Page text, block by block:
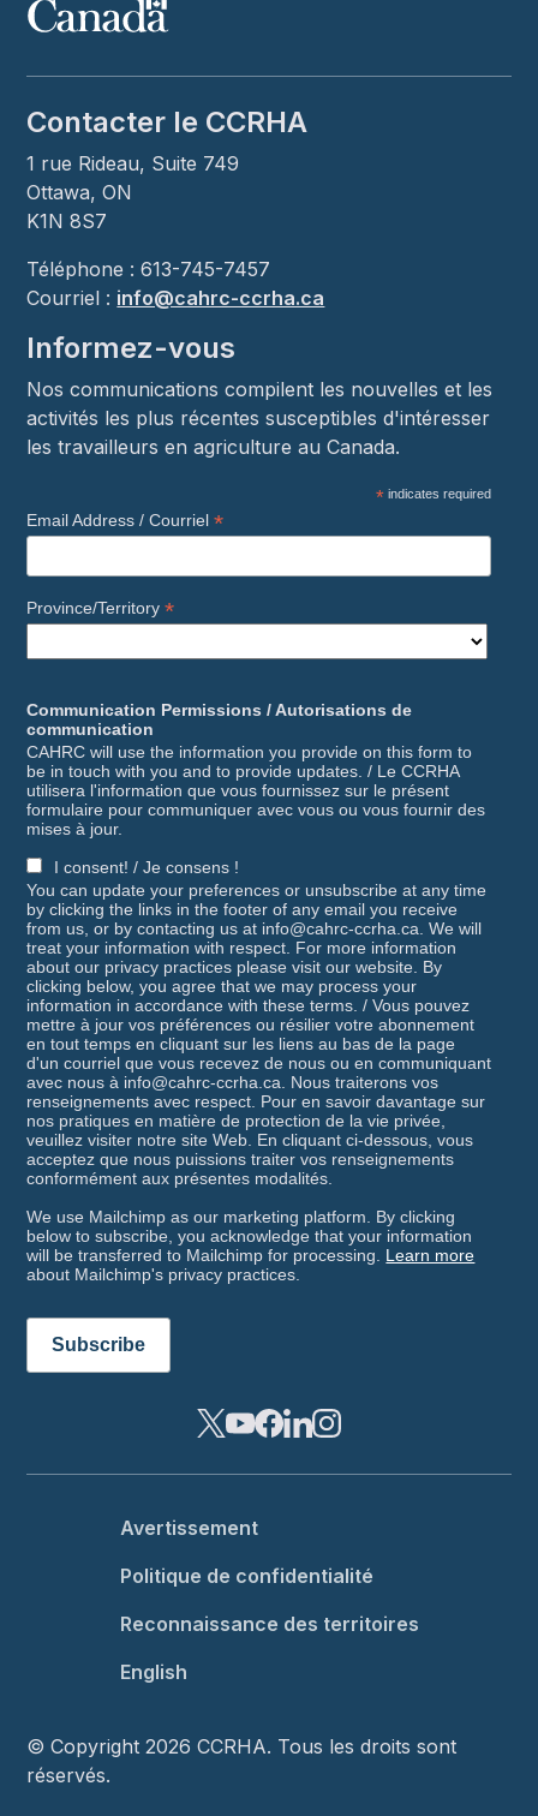
Contacter le CCRHA
1 rue Rideau, Suite 749
Ottawa, ON
K1N 8S7
Téléphone : 613-745-7457
Courriel : info@cahrc-ccrha.ca
Informez-vous
Nos communications compilent les nouvelles et les
activités les plus récentes susceptibles d'intéresser
les travailleurs en agriculture au Canada.
* indicates required
Email Address / Courriel*
Province/Territory*
Communication Permissions / Autorisations de
communication
CAHRC will use the information you provide on this form to
be in touch with you and to provide updates. / Le CCRHA
utilisera l'information que vous fournissez sur le présent
formulaire pour communiquer avec vous ou vous fournir des
mises à jour.
I consent! / Je consens !
You can update your preferences or unsubscribe at any time
by clicking the links in the footer of any email you receive
from us, or by contacting us at info@cahrc-ccrha.ca. We will
treat your information with respect. For more information
about our privacy practices please visit our website. By
clicking below, you agree that we may process your
information in accordance with these terms. / Vous pouvez
mettre à jour vos préférences ou résilier votre abonnement
en tout temps en cliquant sur les liens au bas de la page
d'un courriel que vous recevez de nous ou en communiquant
avec nous à info@cahrc-ccrha.ca. Nous traiterons vos
renseignements avec respect. Pour en savoir davantage sur
nos pratiques en matière de protection de la vie privée,
veuillez visiter notre site Web. En cliquant ci-dessous, vous
acceptez que nous puissions traiter vos renseignements
conformément aux présentes modalités.
We use Mailchimp as our marketing platform. By clicking
below to subscribe, you acknowledge that your information
will be transferred to Mailchimp for processing. Learn more
about Mailchimp's privacy practices.
© Copyright 2026 CCRHA. Tous les droits sont
réservés.
Footer menu
Avertissement
Politique de confidentialité
Reconnaissance des territoires
English